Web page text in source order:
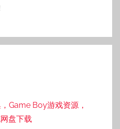
Game Boy游戏资源，
盘下载